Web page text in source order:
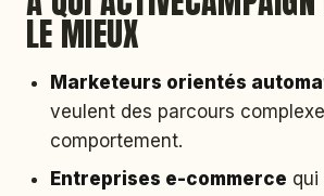
LE MIEUX
Marketeurs orientés
veulent des parcours
comportement.
Entreprises e-commerce qui